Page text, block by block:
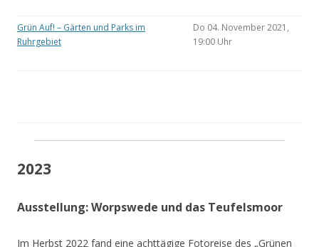
Grün Auf! – Gärten und Parks im
Ruhrgebiet
Do 04. November 2021,
19:00 Uhr
2023
Ausstellung: Worpswede und das Teufelsmoor
Im Herbst 2022 fand eine achttägige Fotoreise des „Grünen